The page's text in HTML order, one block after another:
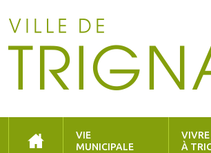
VIE
MUNICIPALE
VIVRE
À